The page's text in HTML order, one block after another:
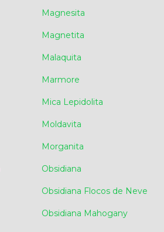
Magnesita
Magnetita
Malaquita
Marmore
Mica Lepidolita
Moldavita
Morganita
Obsidiana
Obsidiana Flocos de Neve
Obsidiana Mahogany